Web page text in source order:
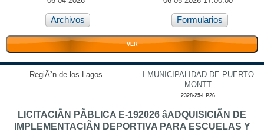
Archivos Formularios
VER
RegiÃ³n de los Lagos
I MUNICIPALIDAD DE PUERTO
MONTT
2328-25-LP26
LICITACIÃN PÃBLICA E-192026 âADQUISICIÃN DE
IMPLEMENTACIÃN DEPORTIVA PARA ESCUELAS Y